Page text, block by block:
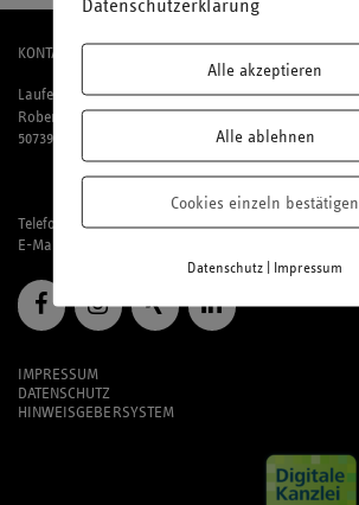
KONTAKT
Laufenberg Michels und Partner mbB
Robert-Perthel-Straße 81
50739 Köln
Telefon: 02 21 / 95 74 94-0
E-Mail:
IMPRESSUM
DATENSCHUTZ
HINWEISGEBERSYSTEM
Datenschutzerklärung
Alle akzeptieren
Alle ablehnen
Cookies einzeln bestätigen
Datenschutz| Impressum